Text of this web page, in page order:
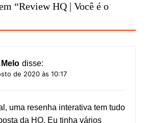
“Review HQ | Você é o
disse:
de 2020 às 10:17
uma resenha interativa tem tudo
da HQ. Eu tinha vários